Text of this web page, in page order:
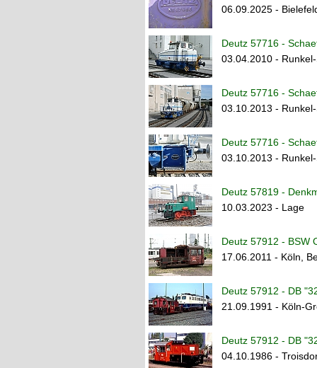
06.09.2025 -
Deutz 57716 -
03.04.2010 -
Deutz 57716 -
03.10.2013 -
Deutz 57716 -
03.10.2013 -
Deutz 57819 -
10.03.2023 - Lage
Deutz 57912 - BSW
17.06.2011 - Köln,
Deutz 57912 - DB
21.09.1991 - Köln-
Deutz 57912 - DB
04.10.1986 -